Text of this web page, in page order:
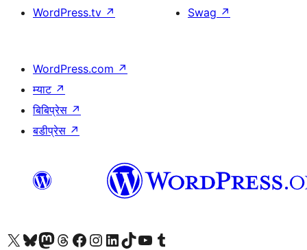
WordPress.tv ↗
Swag ↗
WordPress.com ↗
म्याट ↗
बिबिप्रेस ↗
बडीप्रेस ↗
हाम्रो X (पहिले ट्विटर) खातामा जानुहोस्
हाम्रो Bluesky खाता भ्रमण गर्नुहोस्
हाम्रो म्यास्टोडन खाता भ्रमण गर्नुहोस्
हाम्रो थ्रेड्स खातामा जानुहोस्
हाम्रो फेसबुक पेजमा जानुहोस्
हाम्रो इन्स्टाग्राम खातामा जानुहोस्
हाम्रो लिङ्क्डइन खातामा जानुहोस्
हाम्रो TikTok खाता भ्रमण गर्नुहोस्
हाम्रो युट्युब च्यानलमा जानुहोस्
हाम्रो टम्बलर खाता भ्रमण गर्नुहोस्